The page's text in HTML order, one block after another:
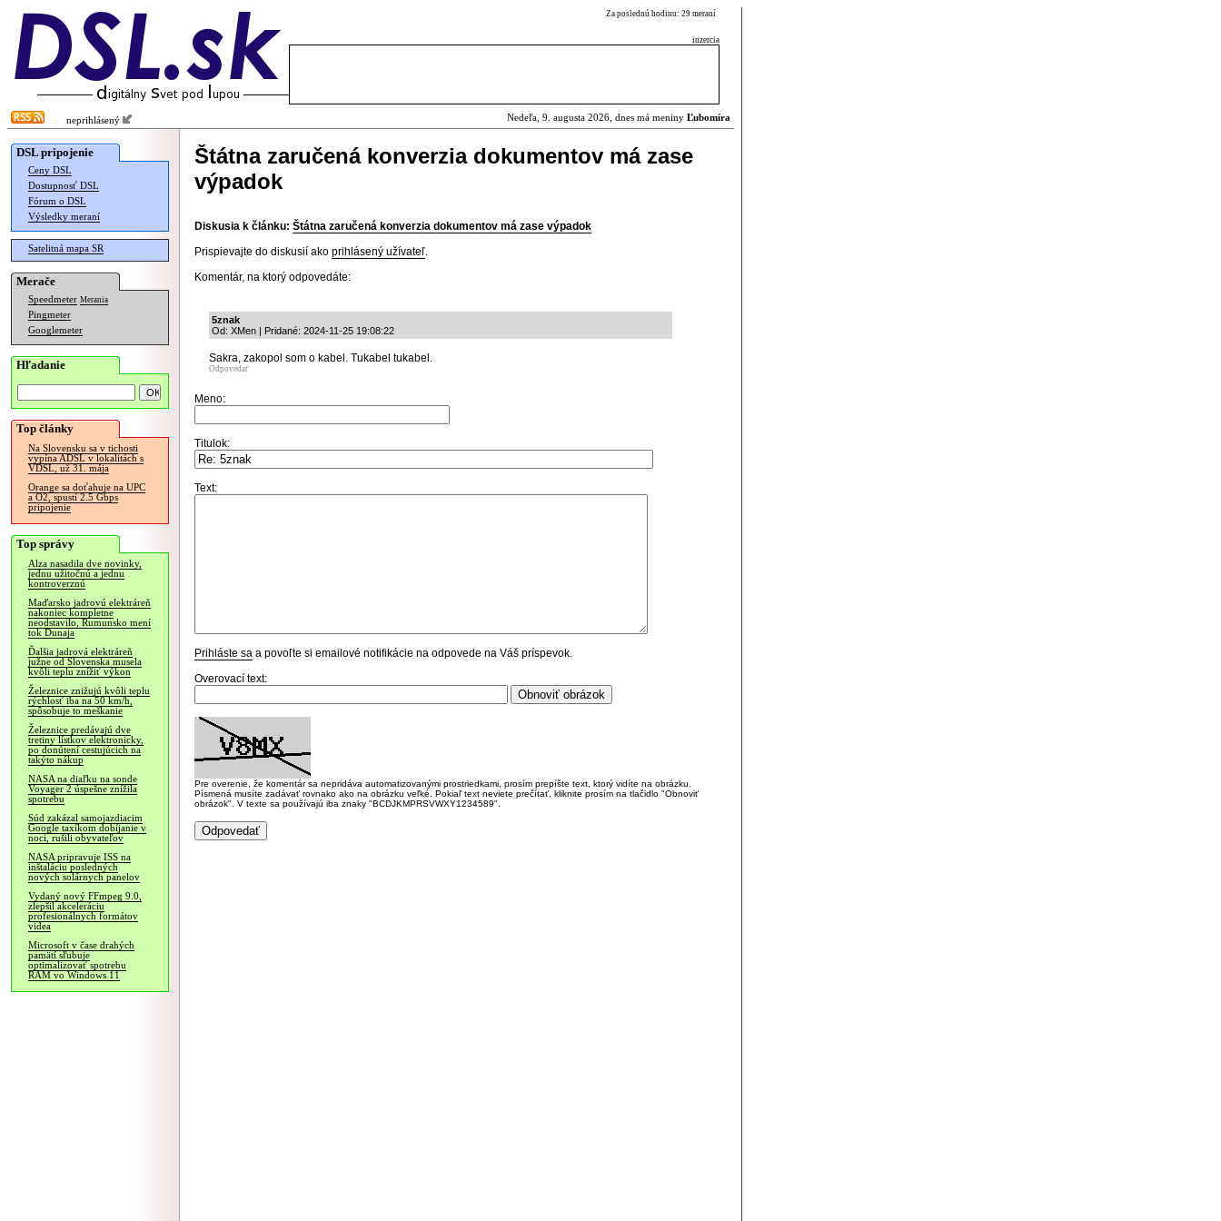
Za poslednú hodinu: 29 meraní
inzercia
neprihlásený Nedeľa, 9. augusta 2026, dnes má meniny Ľubomíra
DSL pripojenie
Ceny DSL
Dostupnosť DSL
Fórum o DSL
Výsledky meraní
Satelitná mapa SR
Merače
Speedmeter Merania
Pingmeter
Googlemeter
Hľadanie
Top články
Na Slovensku sa v tichosti
vypína ADSL v lokalitách s
VDSL, už 31. mája
Orange sa doťahuje na UPC
a O2, spustí 2.5 Gbps
pripojenie
Top správy
Alza nasadila dve novinky,
jednu užitočnú a jednu
kontroverznú
Maďarsko jadrovú elektráreň
nakoniec kompletne
neodstavilo, Rumunsko mení
tok Dunaja
Ďalšia jadrová elektráreň
južne od Slovenska musela
kvôli teplu znížiť výkon
Železnice znižujú kvôli teplu
rýchlosť iba na 50 km/h,
spôsobuje to meškanie
Železnice predávajú dve
tretiny lístkov elektronicky,
po donútení cestujúcich na
takýto nákup
NASA na diaľku na sonde
Voyager 2 úspešne znížila
spotrebu
Súd zakázal samojazdiacim
Google taxíkom dobíjanie v
noci, rušili obyvateľov
NASA pripravuje ISS na
inštaláciu posledných
nových solárnych panelov
Vydaný nový FFmpeg 9.0,
zlepšil akceleráciu
profesionálnych formátov
videa
Microsoft v čase drahých
pamätí sľubuje
optimalizovať spotrebu
RAM vo Windows 11
Štátna zaručená konverzia dokumentov má zase
výpadok
Diskusia k článku: Štátna zaručená konverzia dokumentov má zase výpadok
Prispievajte do diskusií ako prihlásený užívateľ.
Komentár, na ktorý odpovedáte:
5znak
Od: XMen | Pridané: 2024-11-25 19:08:22
Sakra, zakopol som o kabel. Tukabel tukabel.
Odpovedať
Meno:
Titulok:
Text:
Prihláste sa a povoľte si emailové notifikácie na odpovede na Váš príspevok.
Overovací text:
Pre overenie, že komentár sa nepridáva automatizovanými prostriedkami, prosím prepíšte text, ktorý vidíte na obrázku.
Písmená musíte zadávať rovnako ako na obrázku veľké. Pokiaľ text neviete prečítať, kliknite prosím na tlačidlo "Obnoviť
obrázok". V texte sa používajú iba znaky "BCDJKMPRSVWXY1234589".